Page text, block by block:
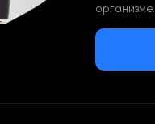
организме.